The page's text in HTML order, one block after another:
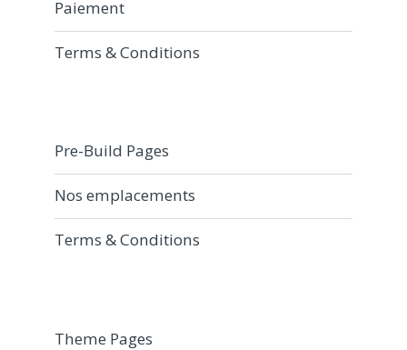
Paiement
Terms & Conditions
Pre-Build Pages
Nos emplacements
Terms & Conditions
Theme Pages